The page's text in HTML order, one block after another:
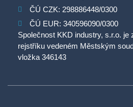
ČÚ CZK: 298886448/0300
ČÚ EUR: 340596090/0300
Společnost KKD industry, s.r.o. je
rejstříku vedeném Městským
vložka 346143